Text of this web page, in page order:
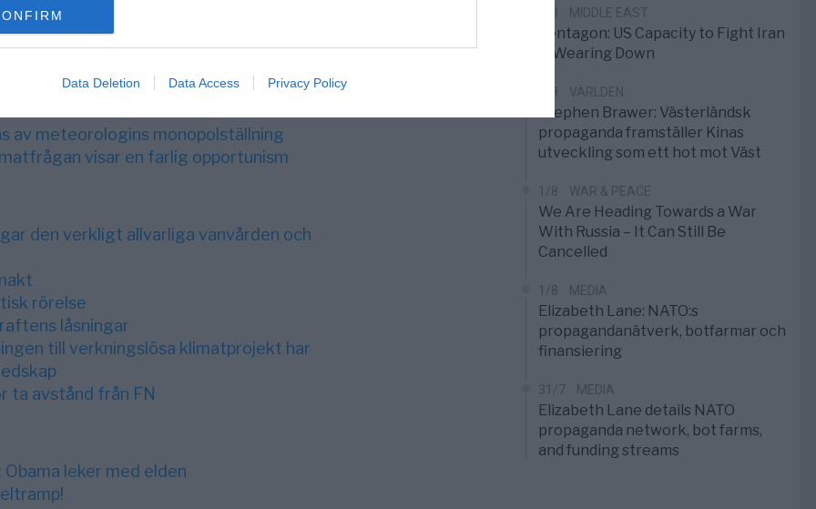
Data Deletion Data Access Privacy Policy
samhällen
av meteorologins monopolställning
visar en farlig opportunism
den verkligt allvarliga vanvården och
rörelse
låsningar
till verkningslösa klimatprojekt har
ta avstånd från FN
leker med elden
2/8 MIDDLE EAST
Pentagon: US Capacity to Fight Iran
is Wearing Down
1/8 VÄRLDEN
Stephen Brawer: Västerländsk
propaganda framställer Kinas
utveckling som ett hot mot Väst
1/8 WAR & PEACE
We Are Heading Towards a War
With Russia – It Can Still Be
Cancelled
1/8 MEDIA
Elizabeth Lane: NATO:s
propagandanätverk, botfarmar och
finansiering
31/7 MEDIA
Elizabeth Lane details NATO
propaganda network, bot farms,
and funding streams